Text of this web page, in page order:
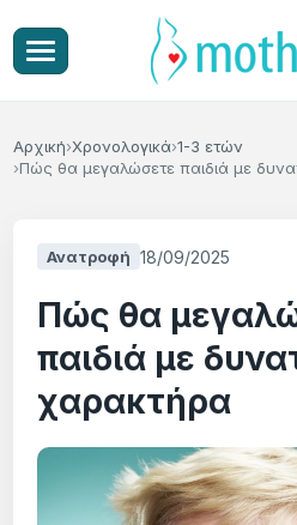
Αρχική Χρονολογικά 1-3 ετών
Πώς θα μεγαλώσετε παιδιά με
Ανατροφή 18/09/2025
Πώς θα
παιδιά με
χαρακτήρα